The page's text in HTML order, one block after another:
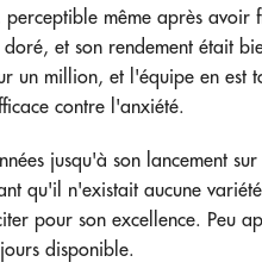
même après avoir
et son rendement était
un million, et l'équipe en est
contre l'anxiété.
jusqu'à son lancement
qu'il n'existait aucune
pour son excellence. Peu
disponible.